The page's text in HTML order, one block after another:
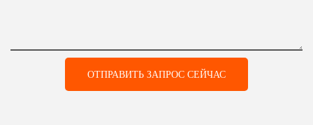
ОТПРАВИТЬ ЗАПРОС СЕЙЧАС